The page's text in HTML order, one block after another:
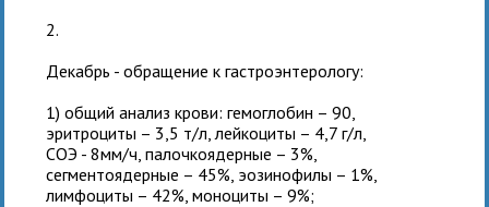
2.
Декабрь - обращение к гастроэнтерологу:
1) общий анализ крови: гемоглобин – 90,
эритроциты – 3,5 т/л, лейкоциты – 4,7 г/л,
СОЭ - 8мм/ч, палочкоядерные – 3%,
сегментоядерные – 45%, эозинофилы – 1%,
лимфоциты – 42%, моноциты – 9%;